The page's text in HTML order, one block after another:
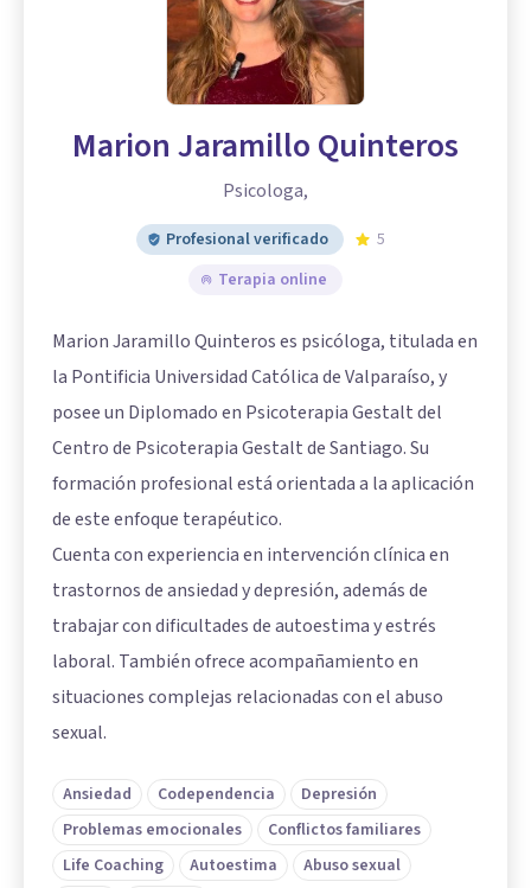
Marion Jaramillo Quinteros
Psicologa,
Profesional verificado
5
Terapia online
Marion Jaramillo Quinteros es psicóloga, titulada en
la Pontificia Universidad Católica de Valparaíso, y
posee un Diplomado en Psicoterapia Gestalt del
Centro de Psicoterapia Gestalt de Santiago. Su
formación profesional está orientada a la aplicación
de este enfoque terapéutico.
Cuenta con experiencia en intervención clínica en
trastornos de ansiedad y depresión, además de
trabajar con dificultades de autoestima y estrés
laboral. También ofrece acompañamiento en
situaciones complejas relacionadas con el abuso
sexual.
Ansiedad Codependencia
Depresión
Problemas emocionales
Conflictos familiares
Life Coaching
Autoestima
Abuso sexual